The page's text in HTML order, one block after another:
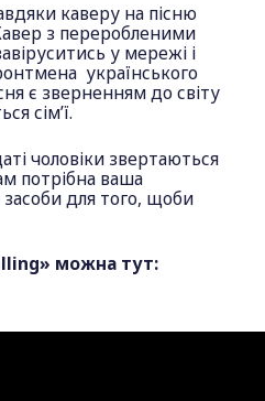
каверу на пісню
з переробленими
у мережі і
українського
є зверненням до світу
сім’ї.
чоловіки звертаються
потрібна ваша
засоби для того, щоби
» можна тут: